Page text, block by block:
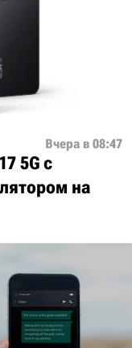
Вчера в 08:47
5G с
на